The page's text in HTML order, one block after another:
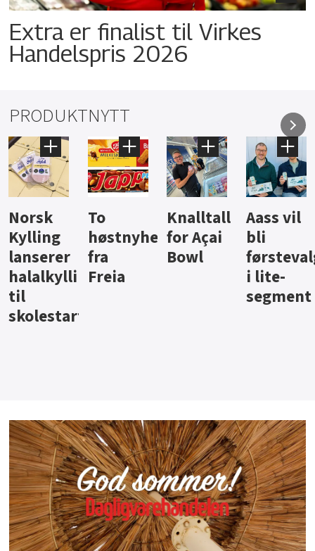
Extra er finalist til Virkes
Handelspris 2026
PRODUKTNYTT
Knalltall
for Açai
Bowl
Aass vil
bli
førstevalg
i lite-
Brus og
jus fra
Berentsen
Hard
iste fra
Hansa